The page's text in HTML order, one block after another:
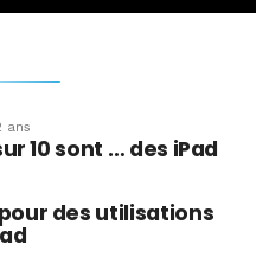
ans
10 sont … des iPad
des utilisations